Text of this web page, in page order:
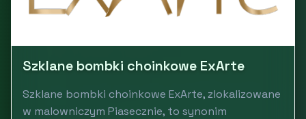
Szklane bombki choinkowe ExArte
Szklane bombki choinkowe ExArte, zlokalizowane
w malowniczym Piasecznie, to synonim